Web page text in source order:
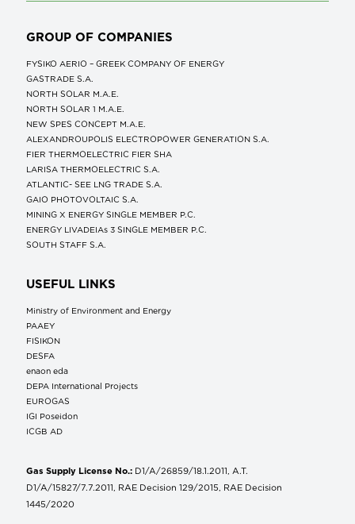
GROUP OF COMPANIES
FYSIKO AERIO – GREEK COMPANY OF ENERGY
GASTRADE S.A.
NORTH SOLAR M.Α.Ε.
NORTH SOLAR 1 M.Α.Ε.
NEW SPES CONCEPT Μ.Α.Ε.
ALEXANDROUPOLIS ELECTROPOWER GENERATION S.A.
FIER THERMOELECTRIC FIER SHA
LARISA THERMOELECTRIC S.A.
ATLANTIC- SEE LNG TRADE S.A.
GAIO PHOTOVOLTAIC S.A.
MINING X ENERGY SINGLE MEMBER P.C.
ENERGY LIVADEIAs 3 SINGLE MEMBER P.C.
SOUTH STAFF S.A.
USEFUL LINKS
Ministry of Environment and Energy
ΡΑΑΕΥ
FISIKON
DESFA
enaon eda
DEPA International Projects
EUROGAS
IGI Poseidon
ICGB AD
Gas Supply License No.: D1/A/26859/18.1.2011, A.T.
D1/A/15827/7.7.2011, RAE Decision 129/2015, RAE Decision
1445/2020